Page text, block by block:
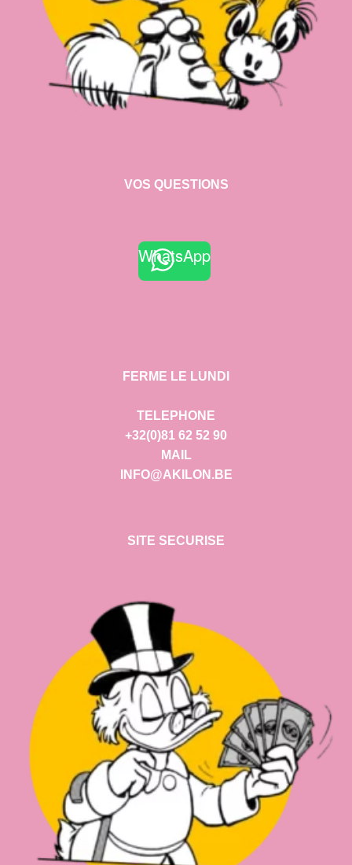
VOS QUESTIONS
WhatsApp
FERME LE LUNDI
TELEPHONE
+32(0)81 62 52 90
MAIL
INFO@AKILON.BE
SITE SECURISE